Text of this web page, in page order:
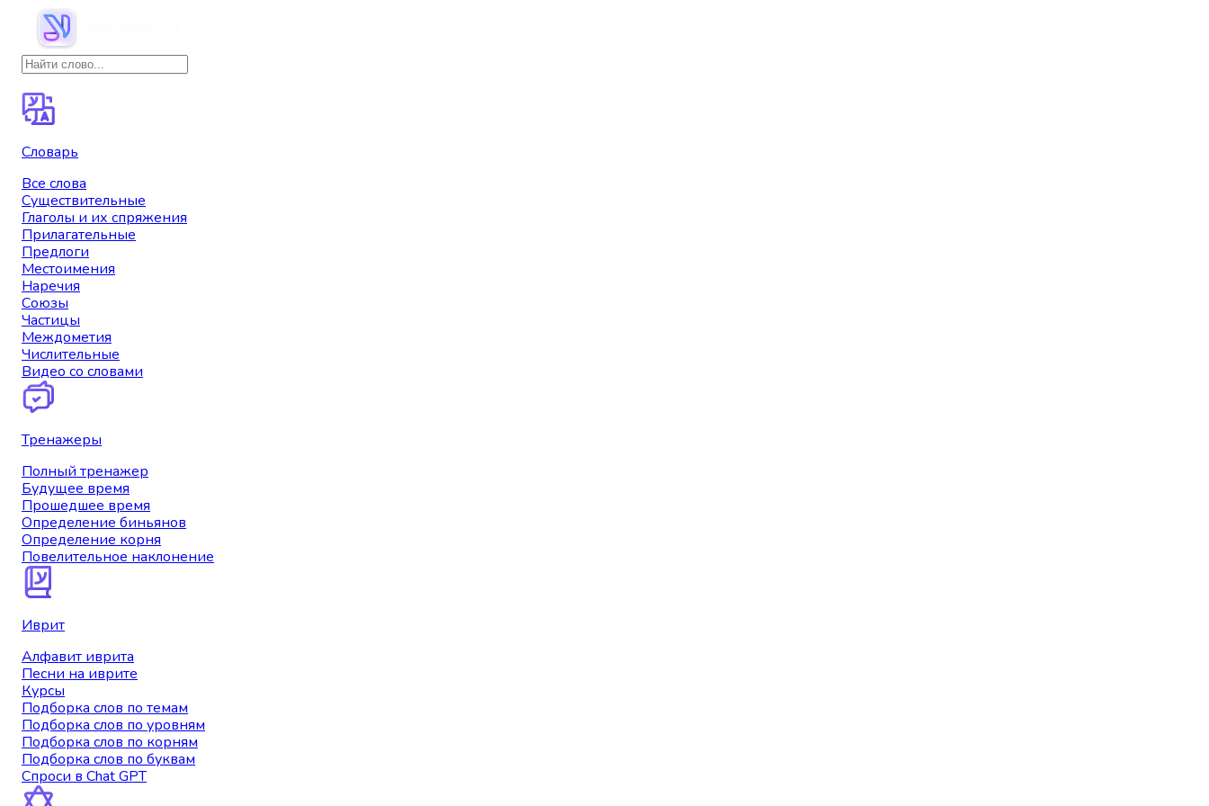
Словарь
Все слова
Существительные
Глаголы и их спряжения
Прилагательные
Предлоги
Местоимения
Наречия
Союзы
Частицы
Междометия
Числительные
Видео со словами
Тренажеры
Полный тренажер
Будущее время
Прошедшее время
Определение биньянов
Определение корня
Повелительное наклонение
Иврит
Алфавит иврита
Песни на иврите
Курсы
Подборка слов по темам
Подборка слов по уровням
Подборка слов по корням
Подборка слов по буквам
Спроси в Chat GPT